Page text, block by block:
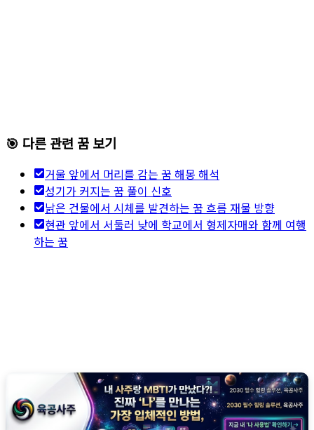
🎯 다른 관련 꿈 보기
거울 앞에서 머리를 감는 꿈 해몽 해석
성기가 커지는 꿈 풀이 신호
낡은 건물에서 시체를 발견하는 꿈 흐름 재물 방향
현관 앞에서 서둘러 낮에 학교에서 형제자매와 함께 여행
하는 꿈